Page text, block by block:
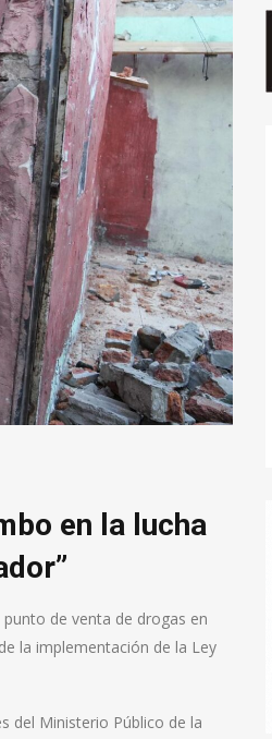
en la lucha
de venta de drogas en
la implementación de la Ley
del Ministerio Público de la